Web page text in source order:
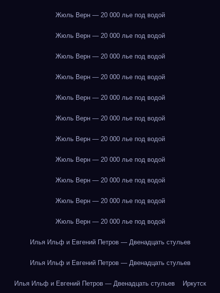
Жюль Верн — 20 000 лье под водой
Жюль Верн — 20 000 лье под водой
Жюль Верн — 20 000 лье под водой
Жюль Верн — 20 000 лье под водой
Жюль Верн — 20 000 лье под водой
Жюль Верн — 20 000 лье под водой
Жюль Верн — 20 000 лье под водой
Жюль Верн — 20 000 лье под водой
Жюль Верн — 20 000 лье под водой
Жюль Верн — 20 000 лье под водой
Жюль Верн — 20 000 лье под водой
Илья Ильф и Евгений Петров — Двенадцать стульев
Илья Ильф и Евгений Петров — Двенадцать стульев
Илья Ильф и Евгений Петров — Двенадцать стульев Иркутск